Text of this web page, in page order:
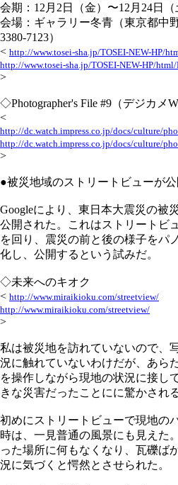
会期：12月2日（金）〜12月24日
会場：ギャラリー冬青（東京都中
3380-7123）
< http://www.tosei-sha.jp/TOSEI-NEW-HP/
http://www.tosei-sha.jp/TOSEI-NEW-HP/
>
◇Photographer's File #9（デジカメ
<
http://dc.watch.impress.co.jp/docs/culture/
http://dc.watch.impress.co.jp/docs/culture/
>
●被災地域のストリートビューが公
Googleにより、東日本大震災の被
公開された。これはストリートビ
を回り、震災の前と後の様子をパ
化し、公開するという試みだ。
◇未来へのキオク
< http://www.miraikioku.com/streetview/
http://www.miraikioku.com/streetview/
>
私は被災地を訪れていないので、
況に触れていないわけだが、あら
を操作しながら現地の状況に接し
きな災害だったことにに驚かされる
初めにストリートビューで現地の
時は、一見普通の風景にも見えた
った場所に何もなくなり、瓦礫ば
況に気づくと愕然とさせられた。